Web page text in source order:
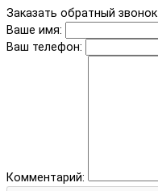
Заказать обратный звонок
Ваше имя:
Ваш телефон:
Комментарий: